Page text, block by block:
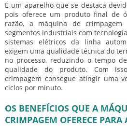
É um aparelho que se destaca
pois oferece um produto final de
razão, a máquina de
segmentos industriais com
sistemas elétricos da linha
exigem uma qualidade técnica do
no processo, reduzindo o tempo
qualidade do produto. Com
crimpagem consegue atingir uma
ciclos por minuto.
OS BENEFÍCIOS QUE A
CRIMPAGEM OFERECE PARA